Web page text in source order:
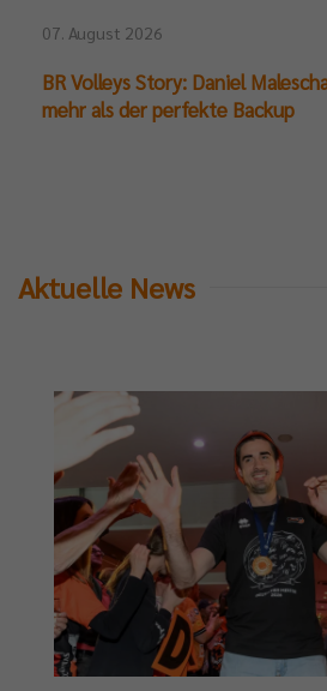
07. August 2026
BR Volleys Story: Daniel
mehr als der perfekte Backup
Aktuelle News